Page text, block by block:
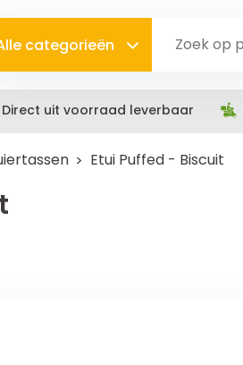
categorieën
Direct uit voorraad leverbaar
Etui Puffed - Biscuit